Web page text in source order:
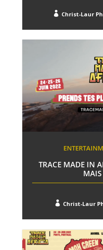
 Christ-Laur
TRACE MADE IN
MAIS
 Christ-Laur